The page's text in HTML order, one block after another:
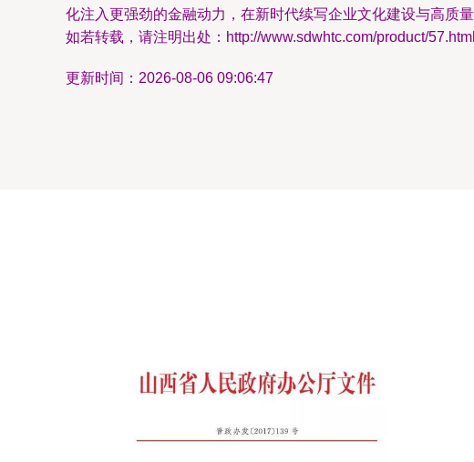
化注入更强劲的金融动力，在新时代续写企业文化建设与高质量
如若转载，请注明出处：http://www.sdwhtc.com/product/57.html
更新时间：2026-08-06 09:06:47